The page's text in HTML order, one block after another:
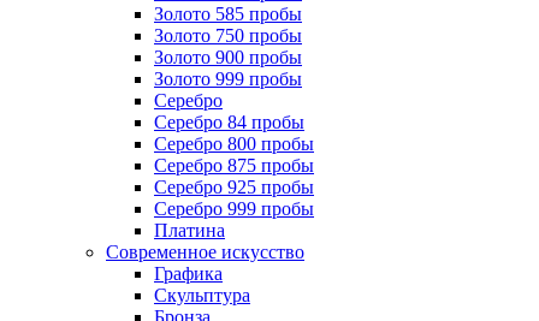
Золото 585 пробы
Золото 750 пробы
Золото 900 пробы
Золото 999 пробы
Серебро
Серебро 84 пробы
Серебро 800 пробы
Серебро 875 пробы
Серебро 925 пробы
Серебро 999 пробы
Платина
Современное искусство
Графика
Скульптура
Бронза